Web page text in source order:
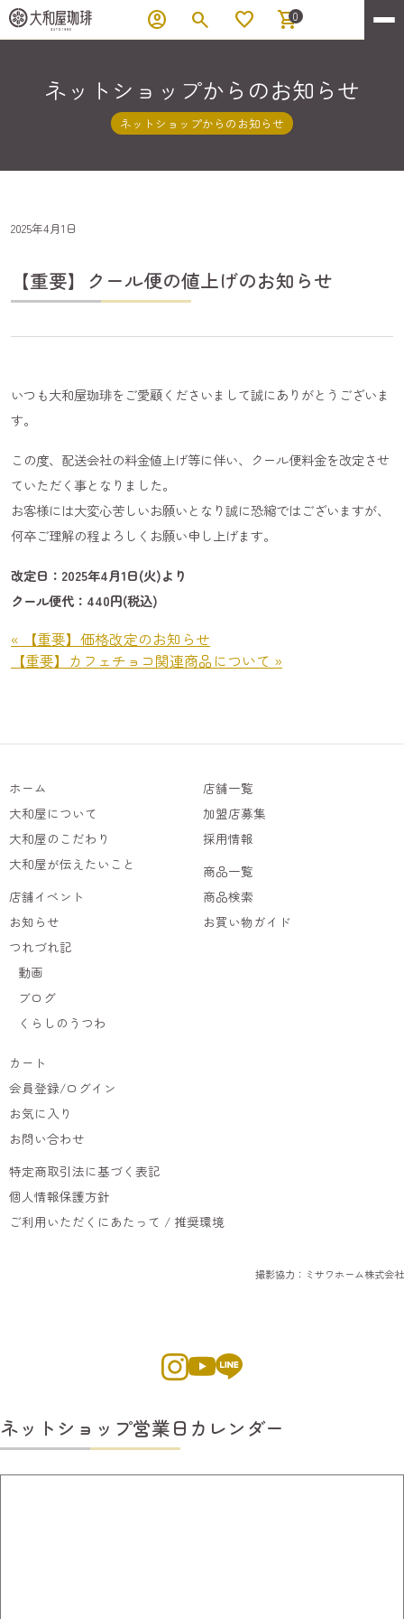
account_circle search favorite shopping_cart
0
ネットショップからのお知らせ
ネットショップからのお知らせ
2025年4月1日
【重要】クール便の値上げのお知らせ
いつも大和屋珈琲をご愛顧くださいまして誠にありがとうございま
す。
この度、配送会社の料金値上げ等に伴い、クール便料金を改定させ
ていただく事となりました。
お客様には大変心苦しいお願いとなり誠に恐縮ではございますが、
何卒ご理解の程よろしくお願い申し上げます。
改定日：2025年4月1日(火)より
クール便代：440円(税込)
« 【重要】価格改定のお知らせ
【重要】カフェチョコ関連商品について »
ホーム
大和屋について
大和屋のこだわり
大和屋が伝えたいこと
店舗イベント
お知らせ
つれづれ記
動画
ブログ
くらしのうつわ
店舗一覧
加盟店募集
採用情報
商品一覧
商品検索
お買い物ガイド
カート
会員登録/ログイン
お気に入り
お問い合わせ
特定商取引法に基づく表記
個人情報保護方針
ご利用いただくにあたって / 推奨環境
撮影協力：ミサワホーム株式会社
ネットショップ営業日カレンダー